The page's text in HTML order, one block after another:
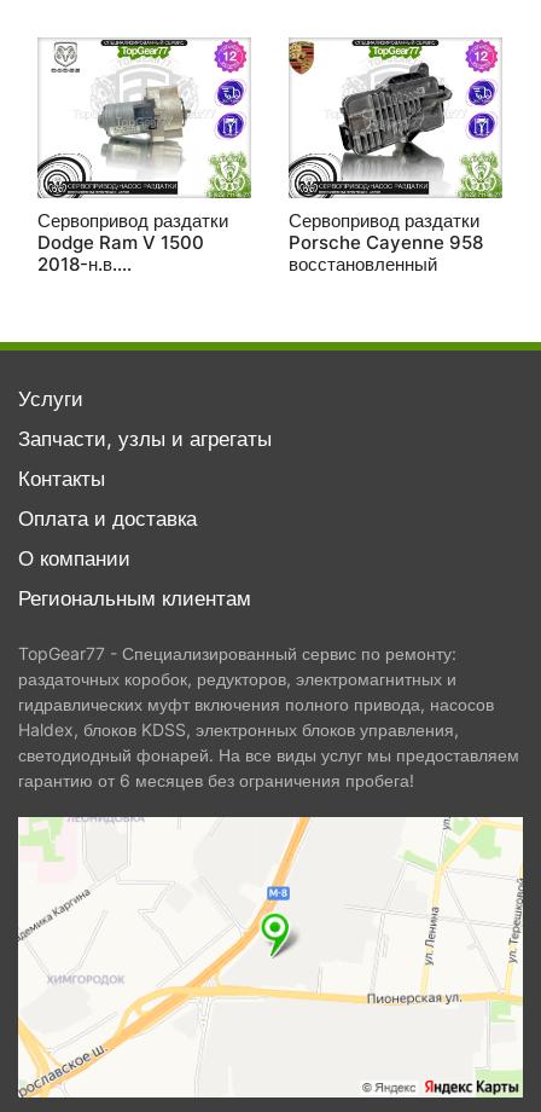
Сервопривод раздатки
Dodge Ram V 1500
2018-н.в.
Сервопривод раздатки
Porsche Cayenne 958
восстановленный
Услуги
Запчасти, узлы и агрегаты
Контакты
Оплата и доставка
О компании
Региональным клиентам
TopGear77 - Специализированный сервис по ремонту:
раздаточных коробок, редукторов, электромагнитных и
гидравлических муфт включения полного привода, насосов
Haldex, блоков KDSS, электронных блоков управления,
светодиодный фонарей. На все виды услуг мы предоставляем
гарантию от 6 месяцев без ограничения пробега!